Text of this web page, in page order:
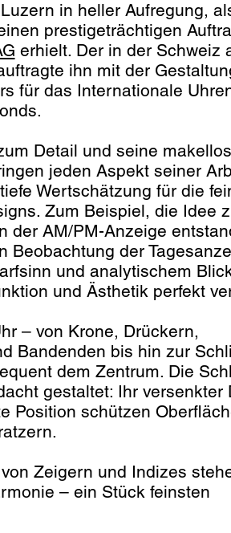
in heller Aufregung,
prestigeträchtigen
erhielt. Der in der Schweiz
ihn mit der
für das Internationale
Detail und seine
jeden Aspekt seiner
Wertschätzung für die
Zum Beispiel, die Idee
der AM/PM-Anzeige
Beobachtung der
und analytischem
und Ästhetik perfekt
– von Krone, Drückern,
Bandenden bis hin zur
dem Zentrum. Die
gestaltet: Ihr versenkter
Position schützen
Zeigern und Indizes
– ein Stück feinsten